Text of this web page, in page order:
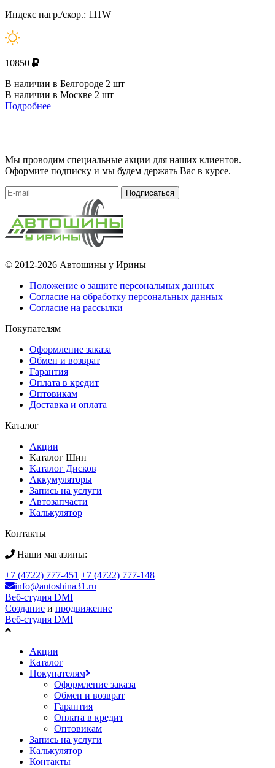
Индекс нагр./скор.: 111W
10850
В наличии в Белгороде 2 шт
В наличии в Москве 2 шт
Подробнее
Мы проводим специальные акции для наших клиентов.
Оформите подписку и мы будем держать Вас в курсе.
Подписаться
© 2012-2026 Автошины у Ирины
Положение о защите персональных данных
Согласие на обработку персональных данных
Согласие на рассылки
Покупателям
Оформление заказа
Обмен и возврат
Гарантия
Оплата в кредит
Оптовикам
Доставка и оплата
Каталог
Акции
Каталог Шин
Каталог Дисков
Аккумуляторы
Запись на услуги
Автозапчасти
Калькулятор
Контакты
Наши магазины:
+7 (4722) 777-451 +7 (4722) 777-148
info@autoshina31.ru
Веб-студия DMI
Создание и продвижение
Веб-студия DMI
Акции
Каталог
Покупателям
Оформление заказа
Обмен и возврат
Гарантия
Оплата в кредит
Оптовикам
Запись на услуги
Калькулятор
Контакты